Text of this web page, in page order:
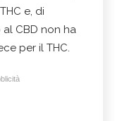
e, di
CBD non ha
per il THC.